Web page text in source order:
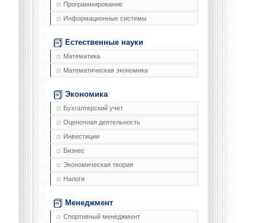
Программирование
Информационные системы
Естественные науки
Математика
Математическая экономика
Экономика
Бухгалтерский учет
Оценочная деятельность
Инвестиции
Бизнес
Экономическая теория
Налоги
Менеджмент
Спортивный менеджмент